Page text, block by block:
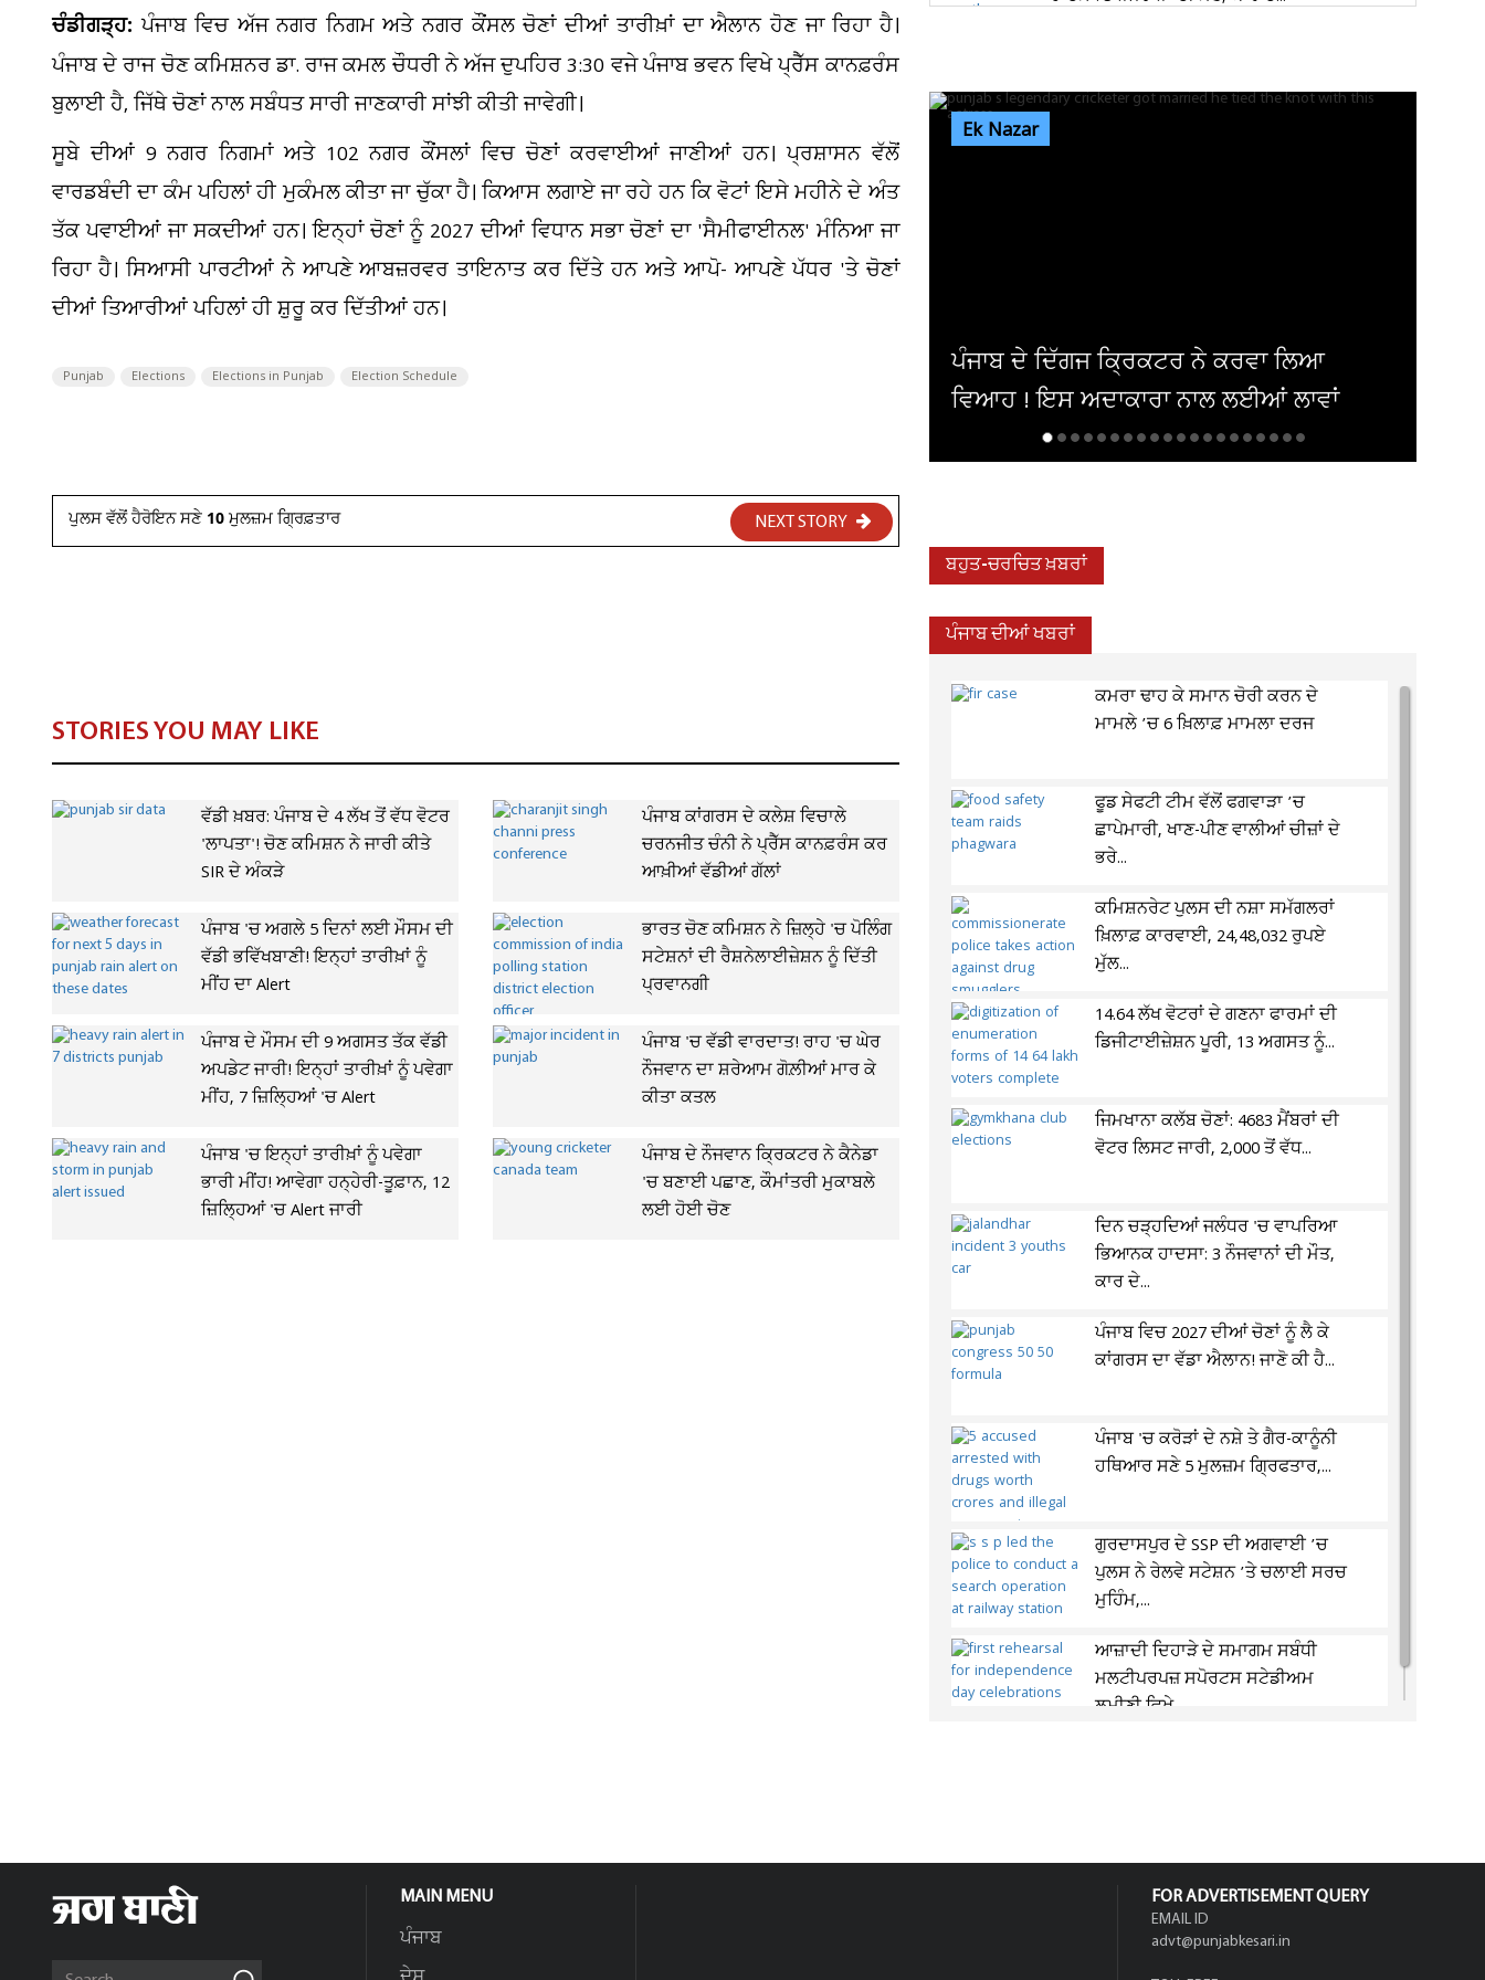
ਚੰਡੀਗੜ੍ਹ: ਪੰਜਾਬ ਵਿਚ ਅੱਜ ਨਗਰ ਨਿਗਮ ਅਤੇ ਨਗਰ ਕੌਂਸਲ ਚੋਣਾਂ ਦੀਆਂ ਤਾਰੀਖ਼ਾਂ ਦਾ ਐਲਾਨ ਹੋਣ ਜਾ ਰਿਹਾ ਹੈ।
ਪੰਜਾਬ ਦੇ ਰਾਜ ਚੋਣ ਕਮਿਸ਼ਨਰ ਡਾ. ਰਾਜ ਕਮਲ ਚੌਧਰੀ ਨੇ ਅੱਜ ਦੁਪਹਿਰ 3:30 ਵਜੇ ਪੰਜਾਬ ਭਵਨ ਵਿਖੇ ਪ੍ਰੈੱਸ ਕਾਨਫ਼ਰੰਸ
ਬੁਲਾਈ ਹੈ, ਜਿੱਥੇ ਚੋਣਾਂ ਨਾਲ ਸਬੰਧਤ ਸਾਰੀ ਜਾਣਕਾਰੀ ਸਾਂਝੀ ਕੀਤੀ ਜਾਵੇਗੀ।
ਸੂਬੇ ਦੀਆਂ 9 ਨਗਰ ਨਿਗਮਾਂ ਅਤੇ 102 ਨਗਰ ਕੌਂਸਲਾਂ ਵਿਚ ਚੋਣਾਂ ਕਰਵਾਈਆਂ ਜਾਣੀਆਂ ਹਨ। ਪ੍ਰਸ਼ਾਸਨ ਵੱਲੋਂ
ਵਾਰਡਬੰਦੀ ਦਾ ਕੰਮ ਪਹਿਲਾਂ ਹੀ ਮੁਕੰਮਲ ਕੀਤਾ ਜਾ ਚੁੱਕਾ ਹੈ। ਕਿਆਸ ਲਗਾਏ ਜਾ ਰਹੇ ਹਨ ਕਿ ਵੋਟਾਂ ਇਸੇ ਮਹੀਨੇ ਦੇ ਅੰਤ
ਤੱਕ ਪਵਾਈਆਂ ਜਾ ਸਕਦੀਆਂ ਹਨ। ਇਨ੍ਹਾਂ ਚੋਣਾਂ ਨੂੰ 2027 ਦੀਆਂ ਵਿਧਾਨ ਸਭਾ ਚੋਣਾਂ ਦਾ 'ਸੈਮੀਫਾਈਨਲ' ਮੰਨਿਆ ਜਾ
ਰਿਹਾ ਹੈ। ਸਿਆਸੀ ਪਾਰਟੀਆਂ ਨੇ ਆਪਣੇ ਆਬਜ਼ਰਵਰ ਤਾਇਨਾਤ ਕਰ ਦਿੱਤੇ ਹਨ ਅਤੇ ਆਪੋ- ਆਪਣੇ ਪੱਧਰ 'ਤੇ ਚੋਣਾਂ
ਦੀਆਂ ਤਿਆਰੀਆਂ ਪਹਿਲਾਂ ਹੀ ਸ਼ੁਰੂ ਕਰ ਦਿੱਤੀਆਂ ਹਨ।
Punjab Elections Elections in Punjab Election Schedule
ਪੁਲਸ ਵੱਲੋਂ ਹੈਰੋਇਨ ਸਣੇ 10 ਮੁਲਜ਼ਮ ਗ੍ਰਿਫ਼ਤਾਰ NEXT STORY
STORIES YOU MAY LIKE
ਵੱਡੀ ਖ਼ਬਰ: ਪੰਜਾਬ ਦੇ 4 ਲੱਖ ਤੋਂ ਵੱਧ ਵੋਟਰ
'ਲਾਪਤਾ'! ਚੋਣ ਕਮਿਸ਼ਨ ਨੇ ਜਾਰੀ ਕੀਤੇ
SIR ਦੇ ਅੰਕੜੇ
ਪੰਜਾਬ ਕਾਂਗਰਸ ਦੇ ਕਲੇਸ਼ ਵਿਚਾਲੇ
ਚਰਨਜੀਤ ਚੰਨੀ ਨੇ ਪ੍ਰੈੱਸ ਕਾਨਫ਼ਰੰਸ ਕਰ
ਆਖ਼ੀਆਂ ਵੱਡੀਆਂ ਗੱਲਾਂ
ਪੰਜਾਬ 'ਚ ਅਗਲੇ 5 ਦਿਨਾਂ ਲਈ ਮੌਸਮ ਦੀ
ਵੱਡੀ ਭਵਿੱਖਬਾਣੀ! ਇਨ੍ਹਾਂ ਤਾਰੀਖ਼ਾਂ ਨੂੰ
ਮੀਂਹ ਦਾ Alert
ਭਾਰਤ ਚੋਣ ਕਮਿਸ਼ਨ ਨੇ ਜ਼ਿਲ੍ਹੇ 'ਚ ਪੋਲਿੰਗ
ਸਟੇਸ਼ਨਾਂ ਦੀ ਰੈਸ਼ਨੇਲਾਈਜ਼ੇਸ਼ਨ ਨੂੰ ਦਿੱਤੀ
ਪ੍ਰਵਾਨਗੀ
ਪੰਜਾਬ ਦੇ ਮੌਸਮ ਦੀ 9 ਅਗਸਤ ਤੱਕ ਵੱਡੀ
ਅਪਡੇਟ ਜਾਰੀ! ਇਨ੍ਹਾਂ ਤਾਰੀਖ਼ਾਂ ਨੂੰ ਪਵੇਗਾ
ਮੀਂਹ, 7 ਜ਼ਿਲ੍ਹਿਆਂ 'ਚ Alert
ਪੰਜਾਬ 'ਚ ਵੱਡੀ ਵਾਰਦਾਤ! ਰਾਹ 'ਚ ਘੇਰ
ਨੌਜਵਾਨ ਦਾ ਸ਼ਰੇਆਮ ਗੋਲ਼ੀਆਂ ਮਾਰ ਕੇ
ਕੀਤਾ ਕਤਲ
ਪੰਜਾਬ 'ਚ ਇਨ੍ਹਾਂ ਤਾਰੀਖ਼ਾਂ ਨੂੰ ਪਵੇਗਾ
ਭਾਰੀ ਮੀਂਹ! ਆਵੇਗਾ ਹਨ੍ਹੇਰੀ-ਤੂਫ਼ਾਨ, 12
ਜ਼ਿਲ੍ਹਿਆਂ 'ਚ Alert ਜਾਰੀ
ਪੰਜਾਬ ਦੇ ਨੌਜਵਾਨ ਕ੍ਰਿਕਟਰ ਨੇ ਕੈਨੇਡਾ
'ਚ ਬਣਾਈ ਪਛਾਣ, ਕੌਮਾਂਤਰੀ ਮੁਕਾਬਲੇ
ਲਈ ਹੋਈ ਚੋਣ
Ek Nazar
ਪੰਜਾਬ ਦੇ ਦਿੱਗਜ ਕ੍ਰਿਕਟਰ ਨੇ ਕਰਵਾ ਲਿਆ
ਵਿਆਹ ! ਇਸ ਅਦਾਕਾਰਾ ਨਾਲ ਲਈਆਂ ਲਾਵਾਂ
Heavy Rain: 8, 9, 10, 11, 12, 13
ਪਵੇਗਾ ਭਾਰੀ ਮੀਂਹ! 15 ਸੂਬਿਆਂ...
ਬਹੁਤ-ਚਰਚਿਤ ਖ਼ਬਰਾਂ
ਪੰਜਾਬ ਦੀਆਂ ਖਬਰਾਂ
ਕਮਰਾ ਢਾਹ ਕੇ ਸਮਾਨ ਚੋਰੀ ਕਰਨ ਦੇ
ਮਾਮਲੇ ’ਚ 6 ਖ਼ਿਲਾਫ਼ ਮਾਮਲਾ ਦਰਜ
ਫੂਡ ਸੇਫਟੀ ਟੀਮ ਵੱਲੋਂ ਫਗਵਾੜਾ ’ਚ
ਛਾਪੇਮਾਰੀ, ਖਾਣ-ਪੀਣ ਵਾਲੀਆਂ ਚੀਜ਼ਾਂ ਦੇ
ਭਰੇ...
ਕਮਿਸ਼ਨਰੇਟ ਪੁਲਸ ਦੀ ਨਸ਼ਾ ਸਮੱਗਲਰਾਂ
ਖ਼ਿਲਾਫ਼ ਕਾਰਵਾਈ, 24,48,032 ਰੁਪਏ
ਮੁੱਲ...
14.64 ਲੱਖ ਵੋਟਰਾਂ ਦੇ ਗਣਨਾ ਫਾਰਮਾਂ ਦੀ
ਡਿਜੀਟਾਈਜ਼ੇਸ਼ਨ ਪੂਰੀ, 13 ਅਗਸਤ ਨੂੰ...
ਜਿਮਖਾਨਾ ਕਲੱਬ ਚੋਣਾਂ: 4683 ਮੈਂਬਰਾਂ ਦੀ
ਵੋਟਰ ਲਿਸਟ ਜਾਰੀ, 2,000 ਤੋਂ ਵੱਧ...
ਦਿਨ ਚੜ੍ਹਦਿਆਂ ਜਲੰਧਰ 'ਚ ਵਾਪਰਿਆ
ਭਿਆਨਕ ਹਾਦਸਾ: 3 ਨੌਜਵਾਨਾਂ ਦੀ ਮੌਤ,
ਕਾਰ ਦੇ...
ਪੰਜਾਬ ਵਿਚ 2027 ਦੀਆਂ ਚੋਣਾਂ ਨੂੰ ਲੈ ਕੇ
ਕਾਂਗਰਸ ਦਾ ਵੱਡਾ ਐਲਾਨ! ਜਾਣੋ ਕੀ ਹੈ...
ਪੰਜਾਬ 'ਚ ਕਰੋੜਾਂ ਦੇ ਨਸ਼ੇ ਤੇ ਗੈਰ-ਕਾਨੂੰਨੀ
ਹਥਿਆਰ ਸਣੇ 5 ਮੁਲਜ਼ਮ ਗ੍ਰਿਫਤਾਰ,...
ਗੁਰਦਾਸਪੁਰ ਦੇ SSP ਦੀ ਅਗਵਾਈ ’ਚ
ਪੁਲਸ ਨੇ ਰੇਲਵੇ ਸਟੇਸ਼ਨ ’ਤੇ ਚਲਾਈ ਸਰਚ
ਮੁਹਿੰਮ,...
ਆਜ਼ਾਦੀ ਦਿਹਾੜੇ ਦੇ ਸਮਾਗਮ ਸਬੰਧੀ
ਮਲਟੀਪਰਪਜ਼ ਸਪੋਰਟਸ ਸਟੇਡੀਅਮ
ਲਮੀਣੀ ਵਿਖੇ...
MAIN MENU
ਪੰਜਾਬ
FOR ADVERTISEMENT QUERY
EMAIL ID
advt@punjabkesari.in